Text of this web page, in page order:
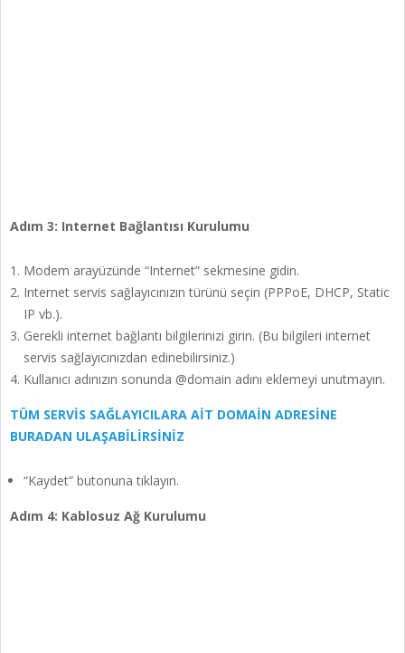
Adım 3: Internet Bağlantısı Kurulumu
Modem arayüzünde “Internet” sekmesine gidin.
Internet servis sağlayıcınızın türünü seçin (PPPoE, DHCP, Static
IP vb.).
Gerekli internet bağlantı bilgilerinizi girin. (Bu bilgileri internet
servis sağlayıcınızdan edinebilirsiniz.)
Kullanıcı adınızın sonunda @domain adını eklemeyi unutmayın.
TÜM SERVİS SAĞLAYICILARA AİT DOMAİN ADRESİNE
BURADAN ULAŞABİLİRSİNİZ
“Kaydet” butonuna tıklayın.
Adım 4: Kablosuz Ağ Kurulumu